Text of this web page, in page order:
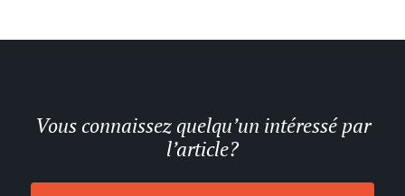
Vous connaissez quelqu’un intéressé par
l’article?